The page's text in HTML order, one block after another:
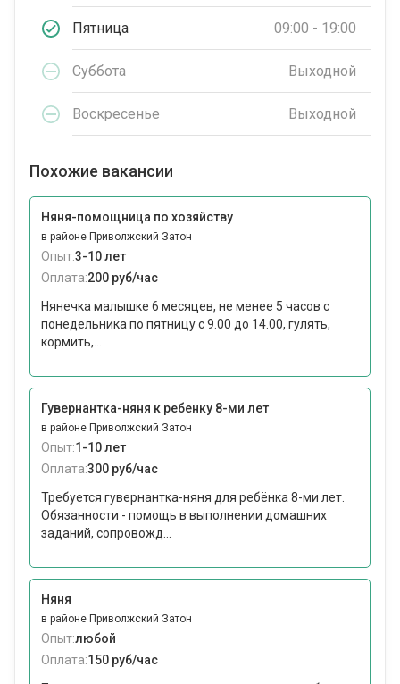
Пятница 09:00 - 19:00
Суббота Выходной
Воскресенье Выходной
Похожие вакансии
Няня-помощница по хозяйству
в районе Приволжский Затон
Опыт:3-10 лет
Оплата:200 руб/час
Нянечка малышке 6 месяцев, не менее 5 часов с
понедельника по пятницу с 9.00 до 14.00, гулять,
кормить,...
Гувернантка-няня к ребенку 8-ми лет
в районе Приволжский Затон
Опыт:1-10 лет
Оплата:300 руб/час
Требуется гувернантка-няня для ребёнка 8-ми лет.
Обязанности - помощь в выполнении домашних
заданий, сопровожд...
Няня
в районе Приволжский Затон
Опыт:любой
Оплата:150 руб/час